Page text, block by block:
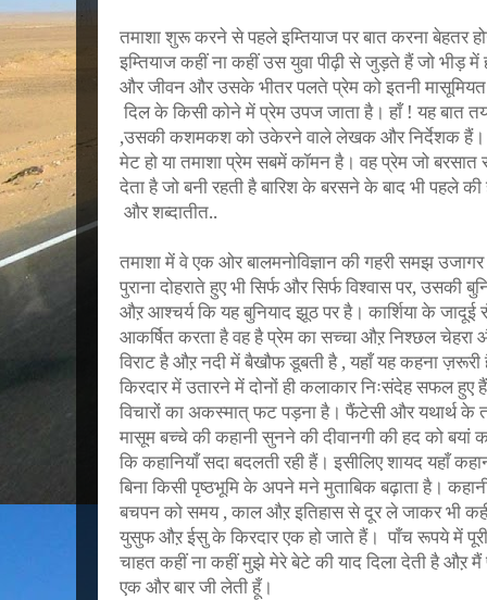
तमाशा शुरू करने से पहले इम्तियाज पर बात करना बेहतर
इम्तियाज कहीं ना कहीं उस युवा पीढ़ी से जुड़ते हैं जो भीड़
और जीवन और उसके भीतर पलते प्रेम को इतनी
दिल के किसी कोने में प्रेम उपज जाता है। हाँ ! यह बात
,उसकी कशमकश को उकेरने वाले लेखक और निर्देशक हैं।
मेट हो या तमाशा प्रेम सबमें कॉमन है। वह प्रेम जो
देता है जो बनी रहती है बारिश के बरसने के बाद भी पहले
और शब्दातीत..
तमाशा में वे एक ओर बालमनोविज्ञान की गहरी समझ
पुराना दोहराते हुए भी सिर्फ और सिर्फ विश्वास पर, उसकी
औऱ आश्चर्य कि यह बुनियाद झूठ पर है। कार्शिया के
आकर्षित करता है वह है प्रेम का सच्चा औऱ निश्छल चेहरा
विराट है औऱ नदी में बैखौफ डूबती है , यहाँ यह कहना
किरदार में उतारने में दोनों ही कलाकार निःसंदेह सफल
विचारों का अकस्मात् फट पड़ना है। फैंटेसी और यथार्थ के
मासूम बच्चे की कहानी सुनने की दीवानगी की हद को बयां
कि कहानियाँ सदा बदलती रही हैं। इसीलिए शायद यहाँ
बिना किसी पृष्ठभूमि के अपने मने मुताबिक बढ़ाता है।
बचपन को समय , काल औऱ इतिहास से दूर ले जाकर भी
युसुफ औऱ ईसु के किरदार एक हो जाते हैं। पाँच रूपये में
चाहत कहीं ना कहीं मुझे मेरे बेटे की याद दिला देती है औऱ मैं
एक और बार जी लेती हूँ।